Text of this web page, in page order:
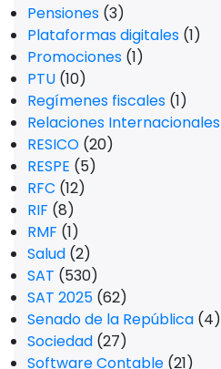
Pensiones (3)
Plataformas digitales (1)
Promociones (1)
PTU (10)
Regímenes fiscales (1)
Relaciones Internacionales
RESICO (20)
RESPE (5)
RFC (12)
RIF (8)
RMF (1)
Salud (2)
SAT (530)
SAT 2025 (62)
Senado de la República (4)
Sociedad (27)
Software Contable (21)